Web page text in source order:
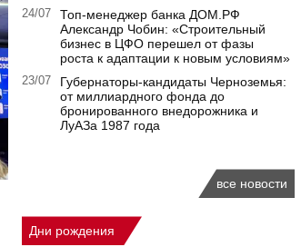
24/07
Топ-менеджер банка ДОМ.РФ
Александр Чобин: «Строительный
бизнес в ЦФО перешел от фазы
роста к адаптации к новым условиям»
23/07
Губернаторы‑кандидаты Черноземья:
от миллиардного фонда до
бронированного внедорожника и
ЛуАЗа 1987 года
все новости
Дни рождения